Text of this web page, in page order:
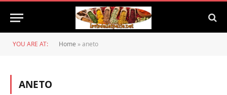
YOU ARE AT: Home »aneto
ANETO